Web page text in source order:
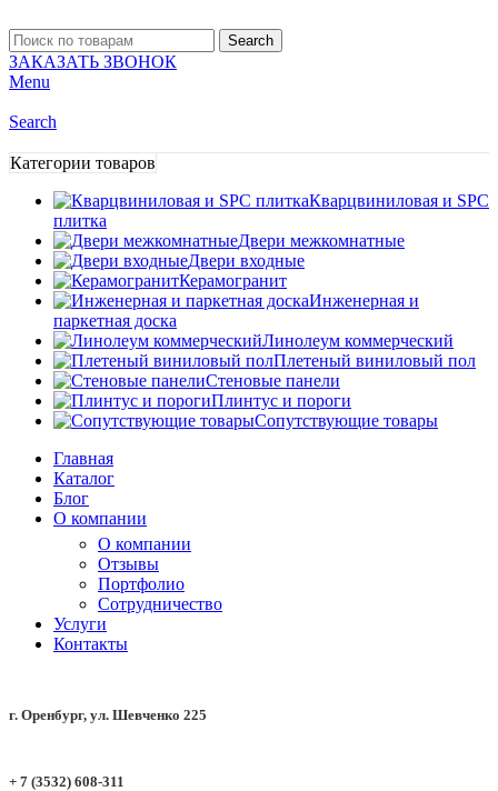
Search
ЗАКАЗАТЬ ЗВОНОК
Menu
Search
Категории товаров
Кварцвиниловая и SPC
плитка
Двери межкомнатные
Двери входные
Керамогранит
Инженерная и
паркетная доска
Линолеум коммерческий
Плетеный виниловый пол
Стеновые панели
Плинтус и пороги
Сопутствующие товары
Главная
Каталог
Блог
О компании
О компании
Отзывы
Портфолио
Сотрудничество
Услуги
Контакты
г. Оренбург, ул. Шевченко 225
+ 7 (3532) 608-311